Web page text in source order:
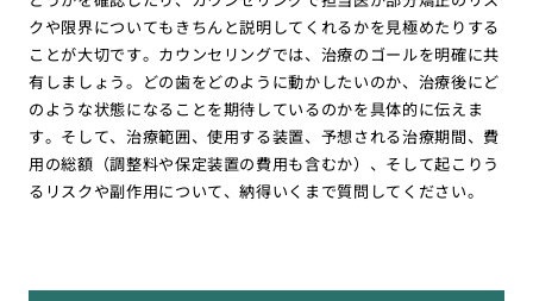
クや限界についてもきちんと説明してくれるかを見極めたりする
ことが大切です。カウンセリングでは、治療のゴールを明確に共
有しましょう。どの歯をどのように動かしたいのか、治療後にど
のような状態になることを期待しているのかを具体的に伝えま
す。そして、治療範囲、使用する装置、予想される治療期間、費
用の総額（調整料や保定装置の費用も含むか）、そして起こりう
るリスクや副作用について、納得いくまで質問してください。